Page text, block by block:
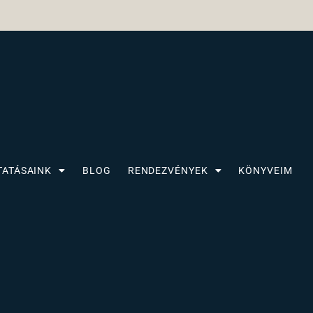
BLOG RENDEZVÉNYEK KÖNYVEIM